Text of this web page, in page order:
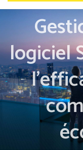
logiciel